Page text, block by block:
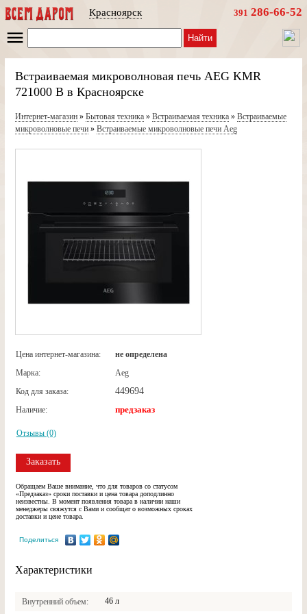
Красноярск 391 286-66-52
Найти
Встраиваемая микроволновая печь AEG KMR
721000 B в Красноярске
Интернет-магазин» Бытовая техника» Встраиваемая техника» Встраиваемые
микроволновые печи» Встраиваемые микроволновые печи Aeg
Цена интернет-магазина:
не определена
Марка:
Aeg
Код для заказа:
449694
Наличие: предзаказ
Отзывы (0)
Заказать
Обращаем Ваше внимание, что для товаров со статусом
«Предзаказ» сроки поставки и цена товара доподлинно
неизвестны. В момент появления товара в наличии наши
менеджеры свяжутся с Вами и сообщат о возможных сроках
доставки и цене товара.
Поделиться
Характеристики
Внутренний объем 46 л